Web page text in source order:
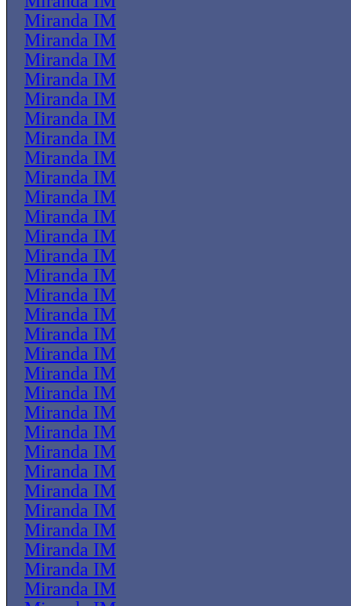
Miranda IM
Miranda IM
Miranda IM
Miranda IM
Miranda IM
Miranda IM
Miranda IM
Miranda IM
Miranda IM
Miranda IM
Miranda IM
Miranda IM
Miranda IM
Miranda IM
Miranda IM
Miranda IM
Miranda IM
Miranda IM
Miranda IM
Miranda IM
Miranda IM
Miranda IM
Miranda IM
Miranda IM
Miranda IM
Miranda IM
Miranda IM
Miranda IM
Miranda IM
Miranda IM